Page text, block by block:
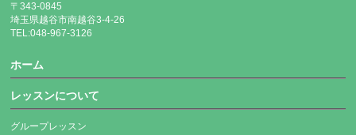
〒343-0845
埼玉県越谷市南越谷3-4-26
TEL:048-967-3126
ホーム
レッスンについて
グループレッスン